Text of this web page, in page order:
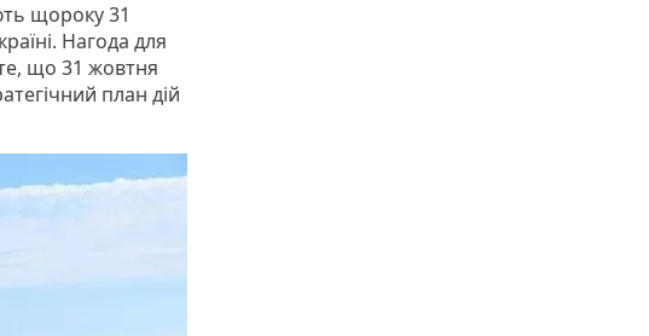
щороку 31
Нагода для
що 31 жовтня
план дій